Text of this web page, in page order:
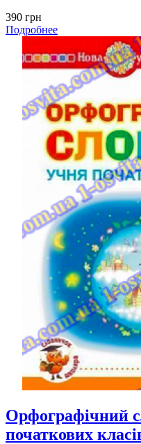
390 грн
Подробнее
Орфографічний
початкових